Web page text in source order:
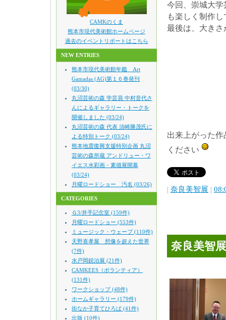
CAMKのくま
熊本市現代美術館ホームページ
過去のイベントリポートはこちら
NEW ENTRIES
熊本市現代美術館年鑑 Art
Gamadas (AG)第１６巻発刊
(03/30)
丸沼芸術の森 学芸員 中村音代さ
んによるギャラリー・トークを
開催しました (03/24)
丸沼芸術の森 代表 須崎勝茂氏に
よる特別トーク (03/24)
熊本地震復興支援特別企画 丸沼
芸術の森所蔵 アンドリュー・ワ
イエス水彩画・素描展開幕
(03/24)
月曜ロードショー 汚名 (03/26)
CATEGORIES
Ｇ3/井手記念室 (159件)
月曜ロードショー (553件)
ミュージック・ウェーブ (110件)
天野喜孝展 想像を超えた世界
(7件)
水戸岡鋭治展 (21件)
CAMKEES（ボランティア）
(131件)
ワークショップ (48件)
ホームギャラリー (179件)
街なか子育てひろば (41件)
出版 (10件)
今回、崇城大
も楽しく制作
最後は、大き
出来上がった
ください
| 奈良美智展 |
奈良美智